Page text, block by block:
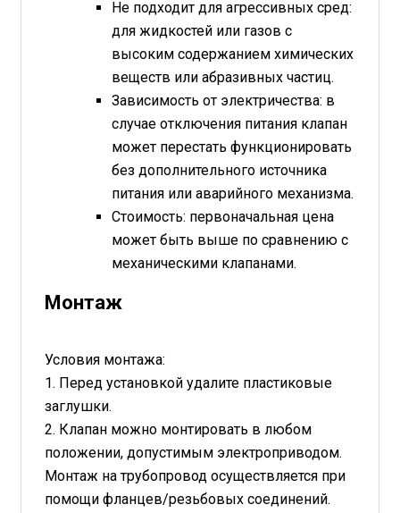
Не подходит для агрессивных сред:
для жидкостей или газов с
высоким содержанием химических
веществ или абразивных частиц.
Зависимость от электричества: в
случае отключения питания клапан
может перестать функционировать
без дополнительного источника
питания или аварийного механизма.
Стоимость: первоначальная цена
может быть выше по сравнению с
механическими клапанами.
Монтаж
Условия монтажа:
1. Перед установкой удалите пластиковые
заглушки.
2. Клапан можно монтировать в любом
положении, допустимым электроприводом.
Монтаж на трубопровод осуществляется при
помощи фланцев/резьбовых соединений.